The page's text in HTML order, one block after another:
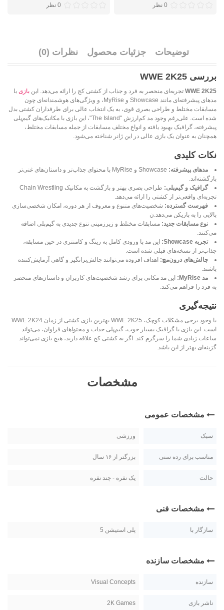
0 نظر 0 نظر
توضیحات جزئیات محصول نظرات (0)
بررسی WWE 2K25
WWE 2K25 تجربه‌ای منحصر به فرد و جذاب از کشتی کج را ارائه می‌دهد. این بازی با
مدهای پیشرفته‌ای مانند Showcase و MyRise، و ویژگی‌های هوشمندانه‌ای چون
مسابقات مختلط و طراحی بصری قوی، به یک انتخاب عالی برای طرفداران کشتی بدل
شده است. علی‌رغم وجود مد کم‌ارزش "The Island"، این بازی با مکانیک‌های گیم‌پلی
پیشرفته، گرافیک بهبود یافته و انواع مختلف مسابقات از جمله مسابقات مختلط،
همچنان به عنوان یک بازی عالی در این ژانر شناخته می‌شود.
نکات کلیدی
مدهای پیشرفته:
Showcase و MyRise با محتوای جذاب‌تر و داستان‌های غنی‌تر
بازگشته‌اند.
گرافیک و گیم‌پلی:
طراحی بصری بهتر و بازگشت به مکانیک Chain Wrestling
تجربه‌ای واقعی‌تر از کشتی را ارائه می‌دهد.
فهرست گسترده: شخصیت‌های متنوع و معروف از هر دوره، امکان شخصی‌سازی
بالایی را به بازیکن می‌دهد.ن
نوع مسابقات جدید: مسابقات مختلط و زیرزمینی تنوع جدیدی به گیم‌پلی اضافه
می‌کنند.
تجربه Showcase:
این مد با ورودی کامل به رینگ و کامنتری در حین مسابقه،
جذاب‌تر از نسخه‌های قبلی شده است.
چالش‌های درون‌مچ: اهداف افزوده می‌توانند چالش‌برانگیز و گاهی آزمایش‌کننده
باشند.
مد MyRise:
این مد مکانی برای رشد شخصیت‌های کاربران و داستان‌های منحصر
به فرد را فراهم می‌کند.
نتیجه‌گیری
با وجود برخی مشکلات کوچک، WWE 2K25 بهترین بازی کشتی از زمان WWE 2K24
است. این بازی با گرافیک بسیار خوب، گیم‌پلی جذاب و محتواهای فراوان، می‌تواند
ساعات زیادی شما را سرگرم کند. اگر به کشتی کج علاقه دارید، هیچ بازی نمی‌تواند
گزینه‌ای بهتر از این باشد.
مشخصات
مشخصات عمومی
سبک ورزشی
مناسب برای رده سنی بزرگتر از ۱۶ سال
حالت یک نفره - چند نفره
مشخصات فنی
سازگار با پلی استیشن 5
مشخصات سازنده
سازنده Visual Concepts
ناشر بازی 2K Games